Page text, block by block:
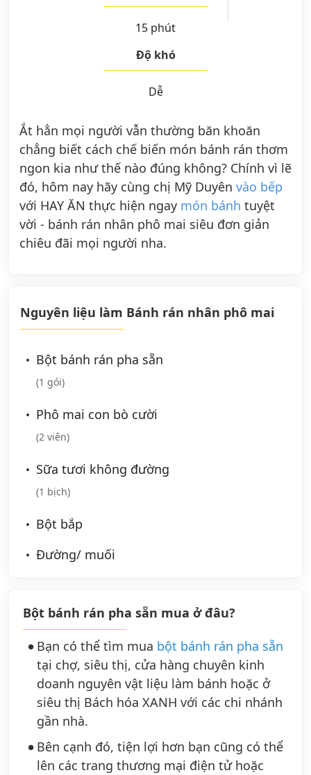
15 phút
Độ khó
Dễ
Ắt hẳn mọi người vẫn thường băn khoăn
chẳng biết cách chế biến món bánh rán thơm
ngon kia như thế nào đúng không? Chính vì lẽ
đó, hôm nay hãy cùng chị Mỹ Duyên vào bếp
với HAY ĂN thực hiện ngay món bánh tuyệt
vời - bánh rán nhân phô mai siêu đơn giản
chiêu đãi mọi người nha.
Nguyên liệu làm Bánh rán nhân phô mai
Bột bánh rán pha sẵn
(1 gói)
Phô mai con bò cười
(2 viên)
Sữa tươi không đường
(1 bịch)
Bột bắp
Đường/ muối
Bột bánh rán pha sẵn mua ở đâu?
Bạn có thể tìm mua bột bánh rán pha sẵn
tại chợ, siêu thị, cửa hàng chuyên kinh
doanh nguyên vật liệu làm bánh hoặc ở
siêu thị Bách hóa XANH với các chi nhánh
gần nhà.
Bên cạnh đó, tiện lợi hơn bạn cũng có thể
lên các trang thương mại điện tử hoặc